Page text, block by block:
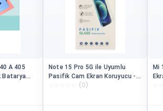
A 405
Batarya
Note 15 Pro 5G ile Uyumlu
Pasifik Cam Ekran Koruyucu -
Siyah | 9H Sertlik
(0)
Mi